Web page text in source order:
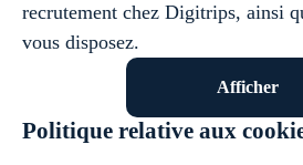
recrutement chez Digitrips, ainsi
vous disposez.
Afficher
Politique relative aux